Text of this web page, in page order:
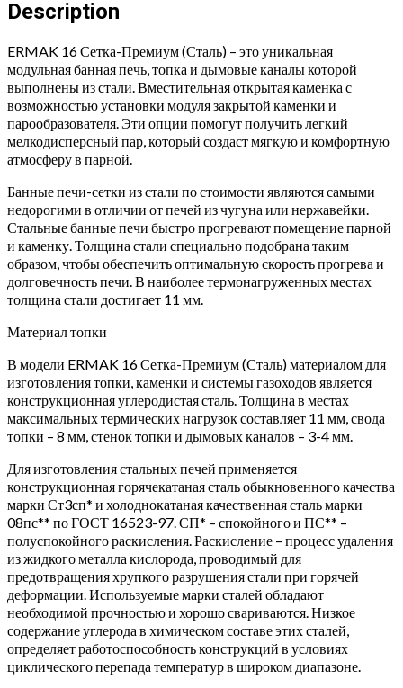
ПРЕМИУМ
(Сталь)
Description
ERMAK 16 Сетка-Премиум (Сталь) – это уникальная
модульная банная печь, топка и дымовые каналы которой
выполнены из стали. Вместительная открытая каменка с
возможностью установки модуля закрытой каменки и
парообразователя. Эти опции помогут получить легкий
мелкодисперсный пар, который создаст мягкую и комфортную
атмосферу в парной.
Банные печи-сетки из стали по стоимости являются самыми
недорогими в отличии от печей из чугуна или нержавейки.
Стальные банные печи быстро прогревают помещение парной
и каменку. Толщина стали специально подобрана таким
образом, чтобы обеспечить оптимальную скорость прогрева и
долговечность печи. В наиболее термонагруженных местах
толщина стали достигает 11 мм.
Материал топки
В модели ERMAK 16 Сетка-Премиум (Сталь) материалом для
изготовления топки, каменки и системы газоходов является
конструкционная углеродистая сталь. Толщина в местах
максимальных термических нагрузок составляет 11 мм, свода
топки – 8 мм, стенок топки и дымовых каналов – 3-4 мм.
Для изготовления стальных печей применяется
конструкционная горячекатаная сталь обыкновенного качества
марки Ст3сп* и холоднокатаная качественная сталь марки
08пс** по ГОСТ 16523-97. СП* – спокойного и ПС** –
полуспокойного раскисления. Раскисление – процесс удаления
из жидкого металла кислорода, проводимый для
предотвращения хрупкого разрушения стали при горячей
деформации. Используемые марки сталей обладают
необходимой прочностью и хорошо свариваются. Низкое
содержание углерода в химическом составе этих сталей,
определяет работоспособность конструкций в условиях
циклического перепада температур в широком диапазоне.